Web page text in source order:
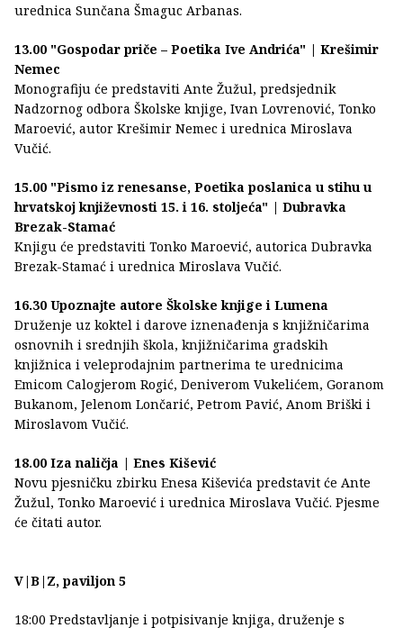
urednica Sunčana Šmaguc Arbanas.
13.00 "Gospodar priče – Poetika Ive Andrića" | Krešimir
Nemec
Monografiju će predstaviti Ante Žužul, predsjednik
Nadzornog odbora Školske knjige, Ivan Lovrenović, Tonko
Maroević, autor Krešimir Nemec i urednica Miroslava
Vučić.
15.00 "Pismo iz renesanse, Poetika poslanica u stihu u
hrvatskoj književnosti 15. i 16. stoljeća" | Dubravka
Brezak-Stamać
Knjigu će predstaviti Tonko Maroević, autorica Dubravka
Brezak-Stamać i urednica Miroslava Vučić.
16.30 Upoznajte autore Školske knjige i Lumena
Druženje uz koktel i darove iznenađenja s knjižničarima
osnovnih i srednjih škola, knjižničarima gradskih
knjižnica i veleprodajnim partnerima te urednicima
Emicom Calogjerom Rogić, Deniverom Vukelićem, Goranom
Bukanom, Jelenom Lončarić, Petrom Pavić, Anom Briški i
Miroslavom Vučić.
18.00 Iza naličja | Enes Kišević
Novu pjesničku zbirku Enesa Kiševića predstavit će Ante
Žužul, Tonko Maroević i urednica Miroslava Vučić. Pjesme
će čitati autor.
V|B|Z, paviljon 5
18:00 Predstavljanje i potpisivanje knjiga, druženje s